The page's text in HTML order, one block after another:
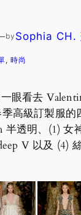
by Sophia CH.
, 時尚
眼看去
高級訂製服的
半透明、(1) 女
V 以及 (4)